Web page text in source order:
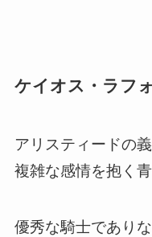
ケイオス・ラフ
アリスティードの
複雑な感情を抱く青
優秀な騎士であり